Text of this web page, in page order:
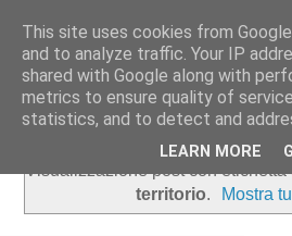
Dati open, molto local
Visualizzazione post con etichetta
territorio. Mostra
This site uses cookies from
and to analyze traffic. Your IP
shared with Google along with
metrics to ensure quality of
statistics, and to detect and
LEARN MORE